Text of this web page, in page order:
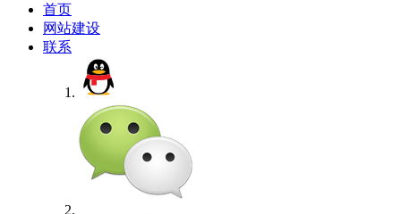
首页
网站建设
联系